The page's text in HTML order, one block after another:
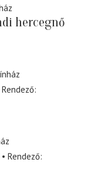
hercegnő
Rendező
Rendező